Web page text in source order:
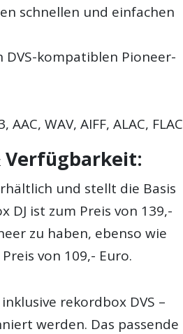
schnellen und einfachen
kompatiblen Pioneer-
WAV, AIFF, ALAC, FLAC
Verfügbarkeit:
und stellt die Basis
DJ ist zum Preis von 139,-
zu haben, ebenso wie
von 109,- Euro.
rekordbox DVS –
werden. Das passende